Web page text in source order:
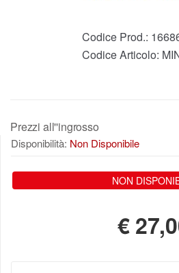
Codice Prod.:
Codice Articolo:
Prezzi all''ingrosso
Disponibilità: Non Disponibile
NON
€